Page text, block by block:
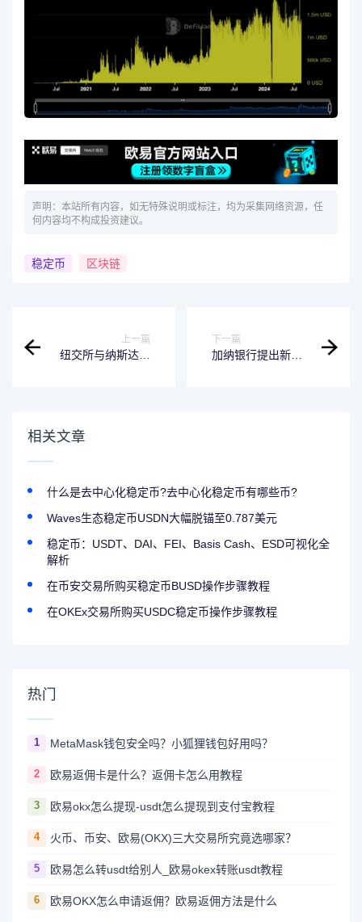
声明：本站所有内容，如无特殊说明或标注，均为采集网络资源，任
何内容均不构成投资建议。
稳定币 区块链
上一篇
纽交所与纳斯达克
下一篇
加纳银行提出新数
相关文章
什么是去中心化稳定币?去中心化稳定币有哪些币?
Waves生态稳定币USDN大幅脱锚至0.787美元
稳定币：USDT、DAI、FEI、Basis Cash、ESD可视化全
解析
在币安交易所购买稳定币BUSD操作步骤教程
在OKEx交易所购买USDC稳定币操作步骤教程
热门
1 MetaMask钱包安全吗？小狐狸钱包好用吗？
2 欧易返佣卡是什么？返佣卡怎么用教程
3 欧易okx怎么提现-usdt怎么提现到支付宝教程
4 火币、币安、欧易(OKX)三大交易所究竟选哪家？
5 欧易怎么转usdt给别人_欧易okex转账usdt教程
6 欧易OKX怎么申请返佣？欧易返佣方法是什么